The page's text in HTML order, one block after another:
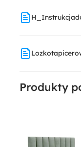
Produkty